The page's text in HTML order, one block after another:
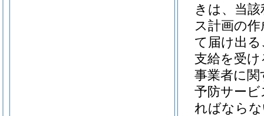
きは、当
ス計画の
て届け出
支給を受
事業者に
予防サー
ればなら